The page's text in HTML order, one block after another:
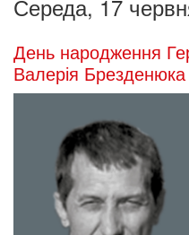
Середа, 17
День народження
Валерія Брезденюка